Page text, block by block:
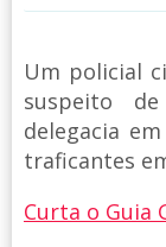
Um policial
suspeito
delegacia
traficantes
Curta o Guia